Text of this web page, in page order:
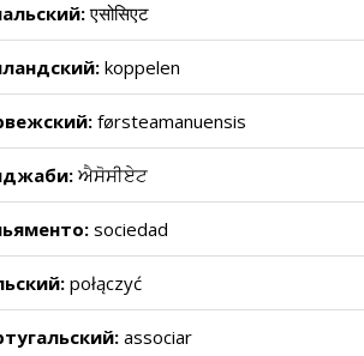
एसोसिएट
koppelen
førsteamanuensis
ਐਸੋਸੀਏਟ
sociedad
połączyć
associar